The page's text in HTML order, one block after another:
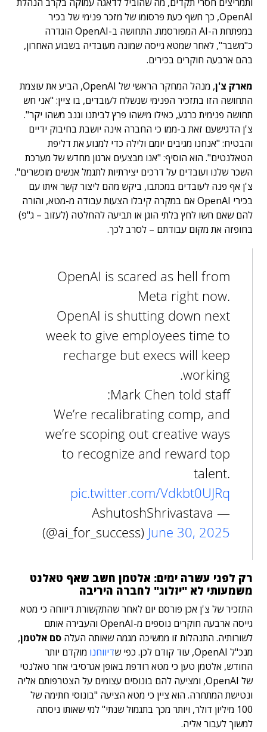
OpenAI, כך חשף כעת פרסומו של מזכר פנימי של בכיר
במפתחת ה-AI המפורסמת. התחושה ב-OpenAI הוגדרה
כ"משבר", לאחר שמטא גייסה שמונה מעובדיה בשבוע האחרון,
בהם ארבעה חוקרים בכירים.
מארק צ'ן
, מנהל המחקר הראשי של OpenAI, הביע את עוצמת
התחושה הזו בתזכיר הפנימי שנשלח לעובדים, בו ציין: "אני חש
תחושה פנימית כרגע, כאילו מישהו פרץ לביתנו וגנב משהו יקר".
צ'ן הדגישעם זאת ב-ממו כי החברה אינה יושבת בחיבוק ידיים
והבטיח: "אנחנו מגיבים יומם ולילה כדי למנוע את דליפת
הטאלנטים". הוא הוסיף: "אנו מבצעים ארגון מחדש של מערכת
השכר שלנו ועובדים על דרכים יצירתיות לתגמל אנשים מוכשרים".
צ'ן אף פנה לעובדים במכתבו, ביקש מהם ליצור קשר איתו עם
בכירי OpenAI אם במקרה קיבלו הצעות עבודה מ-מטא, והורה
להם שאם חשו לחץ בלתי הוגן או תביעה להחלטה (לעזוב – ג"פ)
בחופזה את מקום עבודתם – לסרב לכך.
OpenAI is scared as hell from
Meta right now.
OpenAI is shutting down next
week to give employees time to
recharge but execs will keep
working.
Mark Chen told staff:
We’re recalibrating comp, and
we’re scoping out creative ways
to recognize and reward top
talent.
pic.twitter.com/Vdkbt0UJRq
— AshutoshShrivastava
(@ai_for_success) June 30, 2025
רק לפני עשרה ימים: אלטמן חשב שאף טאלנט
משמעותי לא "יזלוג" לחברה היריבה
התזכיר של צ'ן אכן פורסם יום לאחר שהתקשורת דיווחה כי מטא
גייסה ארבעה חוקרים נוספים מ-OpenAI והעבירה אותם
לשורותיה. התנהלות זו ממשיכה מגמה שאותה העלה סם אלטמן,
מנכ"ל OpenAI, עוד קודם לכן. כפי ש
דיווחנו מוקדם יותר
החודש, אלטמן טען כי מטא רודפת באופן אגרסיבי אחר טאלנטי
של OpenAI, ומציעה להם בונוסים עצומים על הצטרפותם אליה
ונטישת המתחרה. הוא ציין כי מטא הציעה "בונוסי חתימה של
100 מיליון דולר, ויותר מכך בתגמול שנתי" למי שאותו ניסתה
למשוך לעבור אליה.